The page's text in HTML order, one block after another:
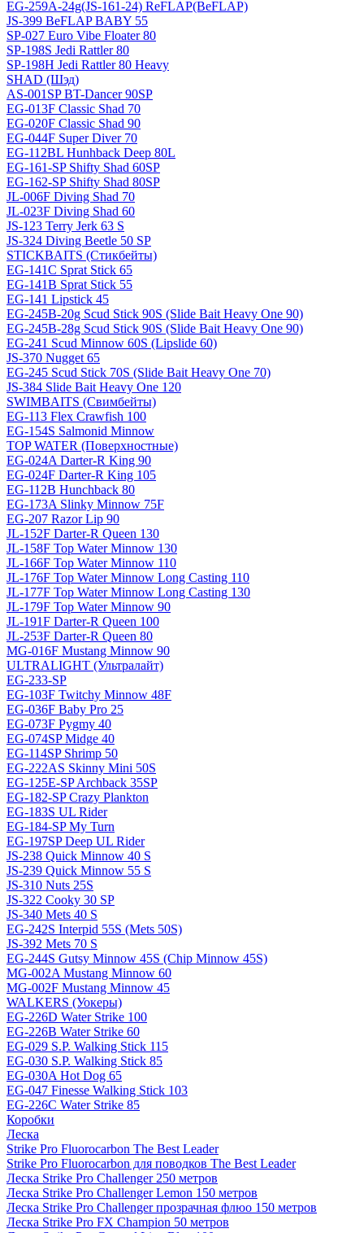
EG-259A-24g(JS-161-24) ReFLAP(BeFLAP)
JS-399 BeFLAP BABY 55
SP-027 Euro Vibe Floater 80
SP-198S Jedi Rattler 80
SP-198H Jedi Rattler 80 Heavy
SHAD (Шэд)
AS-001SP BT-Dancer 90SP
EG-013F Classic Shad 70
EG-020F Classic Shad 90
EG-044F Super Diver 70
EG-112BL Hunhback Deep 80L
EG-161-SP Shifty Shad 60SP
EG-162-SP Shifty Shad 80SP
JL-006F Diving Shad 70
JL-023F Diving Shad 60
JS-123 Terry Jerk 63 S
JS-324 Diving Beetle 50 SP
STICKBAITS (Стикбейты)
EG-141C Sprat Stick 65
EG-141B Sprat Stick 55
EG-141 Lipstick 45
EG-245B-20g Scud Stick 90S (Slide Bait Heavy One 90)
EG-245B-28g Scud Stick 90S (Slide Bait Heavy One 90)
EG-241 Scud Minnow 60S (Lipslide 60)
JS-370 Nugget 65
EG-245 Scud Stick 70S (Slide Bait Heavy One 70)
JS-384 Slide Bait Heavy One 120
SWIMBAITS (Свимбейты)
EG-113 Flex Crawfish 100
EG-154S Salmonid Minnow
TOP WATER (Поверхностные)
EG-024A Darter-R King 90
EG-024F Darter-R King 105
EG-112B Hunchback 80
EG-173A Slinky Minnow 75F
EG-207 Razor Lip 90
JL-152F Darter-R Queen 130
JL-158F Top Water Minnow 130
JL-166F Top Water Minnow 110
JL-176F Top Water Minnow Long Casting 110
JL-177F Top Water Minnow Long Casting 130
JL-179F Top Water Minnow 90
JL-191F Darter-R Queen 100
JL-253F Darter-R Queen 80
MG-016F Mustang Minnow 90
ULTRALIGHT (Ультралайт)
EG-233-SP
EG-103F Twitchy Minnow 48F
EG-036F Baby Pro 25
EG-073F Pygmy 40
EG-074SP Midge 40
EG-114SP Shrimp 50
EG-222AS Skinny Mini 50S
EG-125E-SP Archback 35SP
EG-182-SP Crazy Plankton
EG-183S UL Rider
EG-184-SP My Turn
EG-197SP Deep UL Rider
JS-238 Quick Minnow 40 S
JS-239 Quick Minnow 55 S
JS-310 Nuts 25S
JS-322 Cooky 30 SP
JS-340 Mets 40 S
EG-242S Interpid 55S (Mets 50S)
JS-392 Mets 70 S
EG-244S Gutsy Minnow 45S (Chip Minnow 45S)
MG-002A Mustang Minnow 60
MG-002F Mustang Minnow 45
WALKERS (Уокеры)
EG-226D Water Strike 100
EG-226B Water Strike 60
EG-029 S.P. Walking Stick 115
EG-030 S.P. Walking Stick 85
EG-030A Hot Dog 65
EG-047 Finesse Walking Stick 103
EG-226C Water Strike 85
Коробки
Леска
Strike Pro Fluorocarbon The Best Leader
Strike Pro Fluorocarbon для поводков The Best Leader
Леска Strike Pro Challenger 250 метров
Леска Strike Pro Challenger Lemon 150 метров
Леска Strike Pro Challenger прозрачная флюо 150 метров
Леска Strike Pro FX Champion 50 метров